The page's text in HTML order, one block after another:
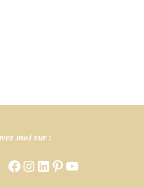
moi sur :
FacebookInstagram
LinkedIn
PinterestYouTube